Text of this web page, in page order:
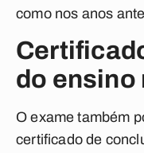
como nos anos
do ensino
O exame também
certificado de